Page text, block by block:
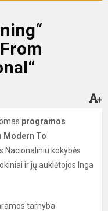
programos
Modern To
Nacionaliniu kokybės
ir jų auklėtojos Inga
tarnyba